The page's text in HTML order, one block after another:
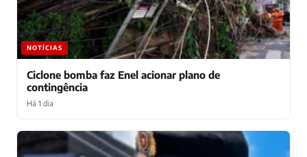
NOTÍCIAS
Ciclone bomba faz Enel acionar plano de
contingência
Há 1 dia